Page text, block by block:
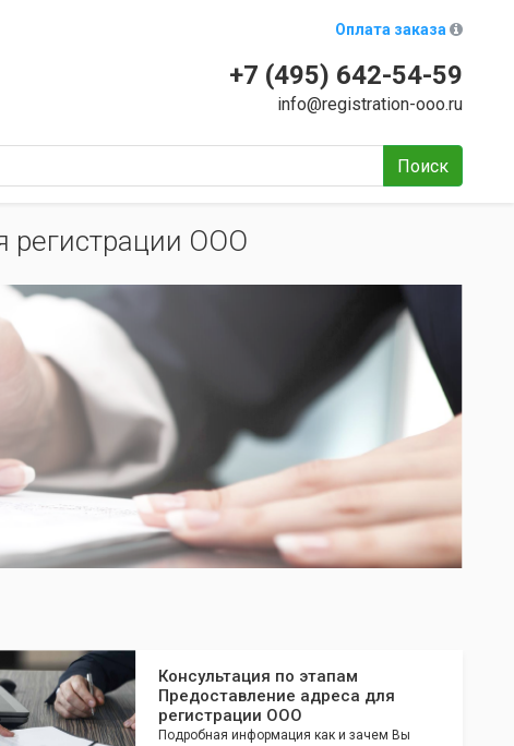
Оплата заказа
+7 (495) 642-54-59
info@registration-ooo.ru
Поиск
регистрации ООО
Консультация по этапам
Предоставление адреса для
регистрации ООО
Подробная информация как и зачем Вы